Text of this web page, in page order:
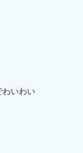
わいわい